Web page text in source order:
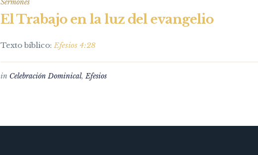
Sermones
El Trabajo en la luz del evangelio
Texto bíblico:Efesios 4:28
in Celebración Dominical,Efesios